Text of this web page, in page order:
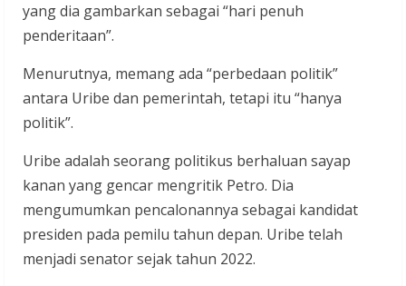
yang dia gambarkan sebagai “hari penuh
penderitaan”.
Menurutnya, memang ada “perbedaan politik”
antara Uribe dan pemerintah, tetapi itu “hanya
politik”.
Uribe adalah seorang politikus berhaluan sayap
kanan yang gencar mengritik Petro. Dia
mengumumkan pencalonannya sebagai kandidat
presiden pada pemilu tahun depan. Uribe telah
menjadi senator sejak tahun 2022.